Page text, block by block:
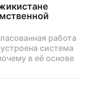
работа
система
в её основе